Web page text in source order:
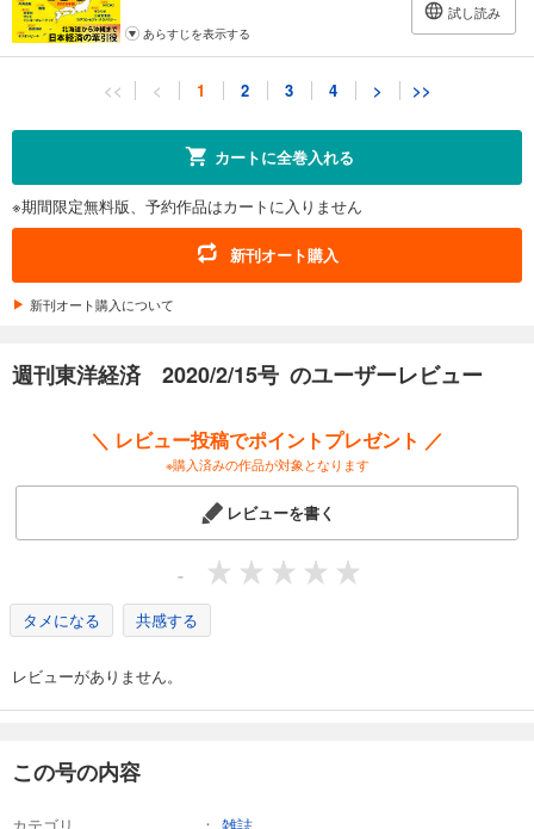
試し読み
あらすじを表示する
週刊東洋経済 2026/4/18・4/25合併号
試し読み
あらすじを表示する
週刊東洋経済 2026/4/11号
880円 (税込)
あらすじを表示する
880 円 (税込)
あらすじを表示する
週刊東洋経済 2026/3/28号
880円 (税込)
あらすじを表示する
週刊東洋経済 2026/3/14・3/21合併号
<< < 1 2 3 4 > >>
カートに全巻入れる
※期間限定無料版、予約作品はカートに入りません
新刊オート購入
新刊オート購入について
週刊東洋経済 2020/2/15号 のユーザーレビュー
＼ レビュー投稿でポイントプレゼント ／
※購入済みの作品が対象となります
レビューを書く
-
タメになる 共感する
レビューがありません。
この号の内容
カテゴリ 雑誌